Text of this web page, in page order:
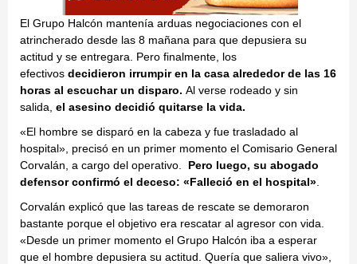
El Grupo Halcón mantenía arduas negociaciones con el
atrincherado desde las 8 mañana para que depusiera su
actitud y se entregara. Pero finalmente, los
efectivos decidieron irrumpir en la casa alrededor de las 16
horas al escuchar un disparo. Al verse rodeado y sin
salida, el asesino decidió quitarse la vida.
«El hombre se disparó en la cabeza y fue trasladado al
hospital», precisó en un primer momento el Comisario General
Corvalán, a cargo del operativo. Pero luego, su abogado
defensor confirmó el deceso: «Falleció en el hospital»
Corvalán explicó que las tareas de rescate se demoraron
bastante porque el objetivo era rescatar al agresor con vida.
«Desde un primer momento el Grupo Halcón iba a esperar
que el hombre depusiera su actitud. Quería que saliera vivo»,